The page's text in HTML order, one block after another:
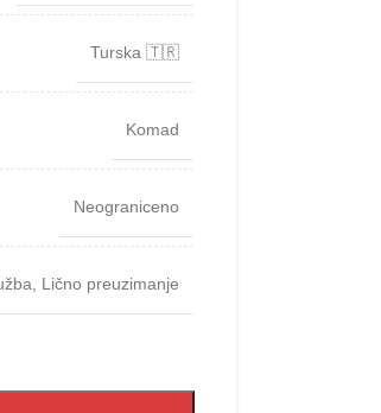
Turska 🇹🇷
Komad
Neograniceno
Lično preuzimanje